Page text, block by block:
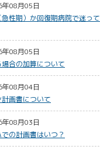
08月05日
性期）か回復期病院で迷って
08月05日
合の加算について
08月04日
画書について
08月03日
の計画書はいつ？